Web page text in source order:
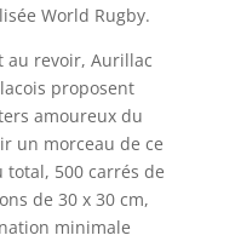
World Rugby.
revoir, Aurillac
proposent
amoureux du
un morceau de ce
500 carrés de
de 30 x 30 cm,
minimale